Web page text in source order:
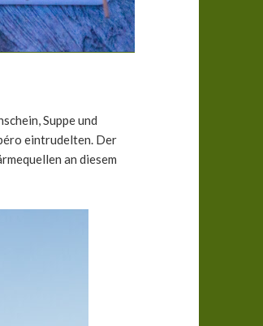
Suppe und
eintrudelten. Der
an diesem